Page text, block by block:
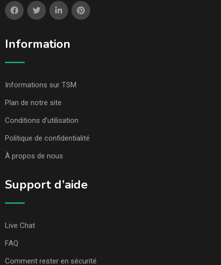
Information
Informations sur TSM
Plan de notre site
Conditions d’utilisation
Politique de confidentialité
À propos de nous
Support d’aide
Live Chat
FAQ
Comment rester en sécurité